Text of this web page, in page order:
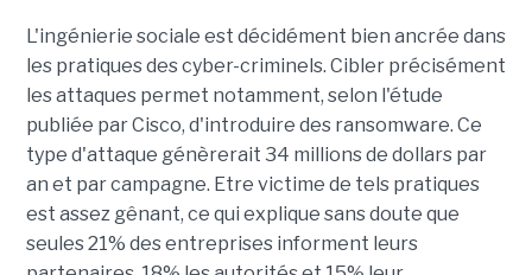
L'ingénierie sociale est décidément bien ancrée dans
les pratiques des cyber-criminels. Cibler précisément
les attaques permet notamment, selon l'étude
publiée par Cisco, d'introduire des ransomware. Ce
type d'attaque génèrerait 34 millions de dollars par
an et par campagne. Etre victime de tels pratiques
est assez gênant, ce qui explique sans doute que
seules 21% des entreprises informent leurs